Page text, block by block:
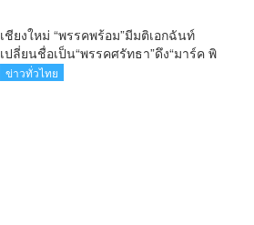
เชียงใหม่ “พรรคพร้อม”มีมติเอกฉันท์
เปลี่ยนชื่อเป็น“พรรคศรัทธา”ดึง“มาร์ค พิ
ตบูล”นำทัพกรรมการบริหารชุดใหม่(คลิป)
ข่าวทั่วไทย